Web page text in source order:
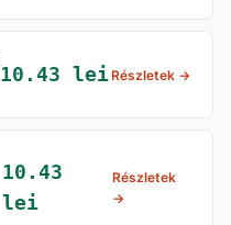
10.43 leiRészletek →
10.43
lei
Részletek
→